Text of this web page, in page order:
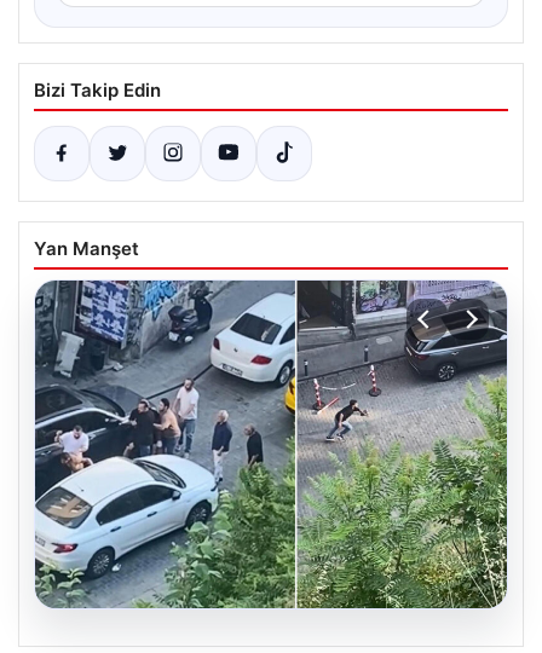
Bizi Takip Edin
Yan Manşet
05.08.2026